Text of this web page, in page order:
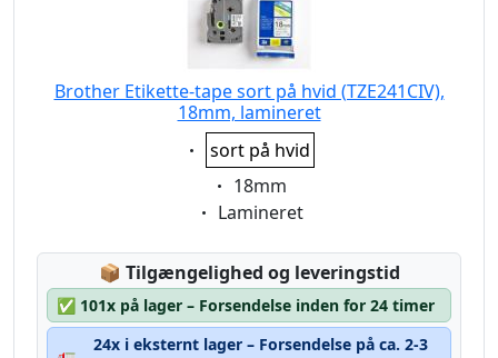
Brother Etikette-tape sort på hvid (TZE241CIV),
18mm, lamineret
Eigenschaft:
sort på hvid
Eigenschaft:
18mm
Eigenschaft:
Lamineret
📦 Lagerstatus:
Tilgængelighed og leveringstid
✅ 101x på lager – Forsendelse inden for 24 timer
24x i eksternt lager – Forsendelse på ca. 2-3